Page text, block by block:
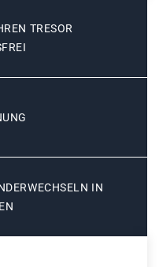
TRESOR
IN G